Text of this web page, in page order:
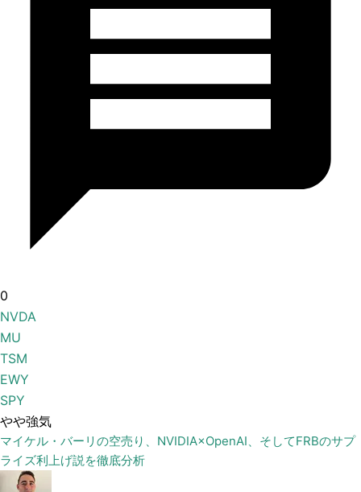
0
NVDA
MU
TSM
EWY
SPY
やや強気
マイケル・バーリの空売り、NVIDIA×OpenAI、そしてFRBのサプ
ライズ利上げ説を徹底分析